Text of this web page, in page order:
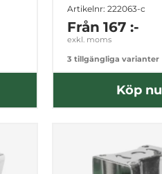
Artikelnr: 222063-c
Från 167 :-
exkl. moms
3 tillgängliga varianter
Köp nu